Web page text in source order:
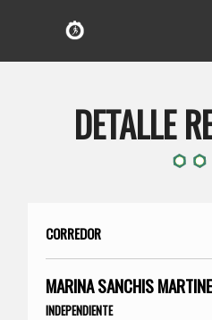
DETALLE
CORREDOR
MARINA SANCHIS
INDEPENDIENTE